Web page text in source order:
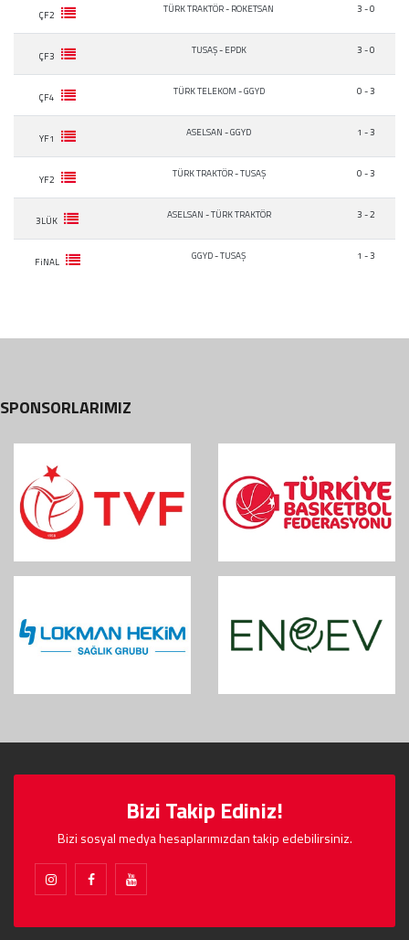
ÇF2 TÜRK TRAKTÖR- ROKETSAN 3 - 0
ÇF3 TUSAŞ- EPDK 3 - 0
ÇF4 TÜRK TELEKOM -GGYD 0 - 3
YF1 ASELSAN -GGYD 1 - 3
YF2 TÜRK TRAKTÖR-TUSAŞ 0 - 3
3LÜK ASELSAN -TÜRK TRAKTÖR 3 - 2
FiNAL GGYD-TUSAŞ 1 - 3
SPONSORLARIMIZ
Bizi Takip Ediniz!
Bizi sosyal medya hesaplarımızdan takip edebilirsiniz.